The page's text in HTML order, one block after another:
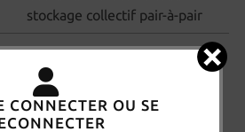
stockage collectif pair-à-pair
1 à 2 sur 2 éléments
CONNECTER OU SE